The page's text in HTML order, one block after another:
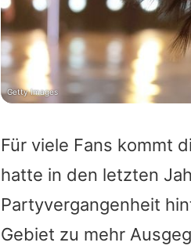
Für viele Fans kommt
hatte in den letzten
Partyvergangenheit
Gebiet zu mehr
Getty Images